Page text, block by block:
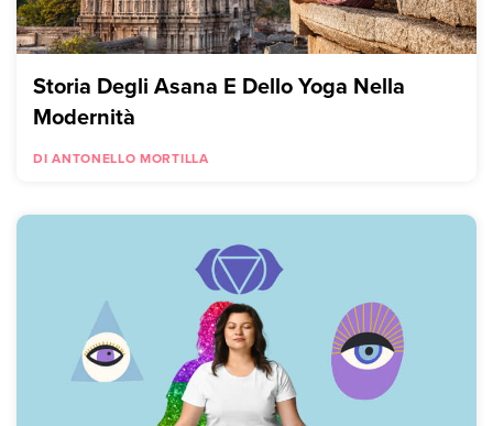
Storia Degli Asana E Dello Yoga Nella
Modernità
DI ANTONELLO MORTILLA